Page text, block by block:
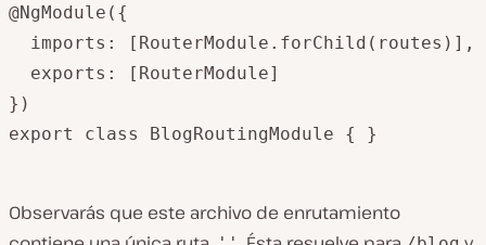
@NgModule({
  imports: [RouterModule.forChild(routes)],
  exports: [RouterModule]
})
export class BlogRoutingModule { }
Observarás que este archivo de enrutamiento